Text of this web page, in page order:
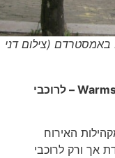
(צילום דני
– לרוכבי
האירוח
ורק לרוכבי